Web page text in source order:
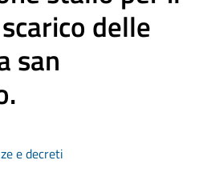
delle
san
e decreti